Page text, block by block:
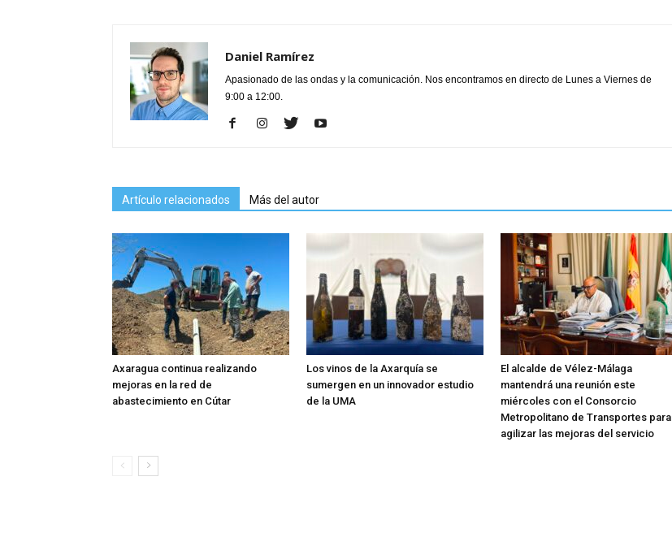
Daniel Ramírez
Apasionado de las ondas y la comunicación. Nos encontramos en directo de Lunes a Viernes de
9:00 a 12:00.
Artículo relacionados Más del autor
Axaragua continua realizando
mejoras en la red de
abastecimiento en Cútar
Los vinos de la Axarquía se
sumergen en un innovador estudio
de la UMA
El alcalde de Vélez-Málaga
mantendrá una reunión este
miércoles con el Consorcio
Metropolitano de Transportes para
agilizar las mejoras del servicio